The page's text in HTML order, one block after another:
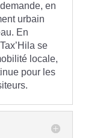
en
urbain
En
se
locale,
pour les